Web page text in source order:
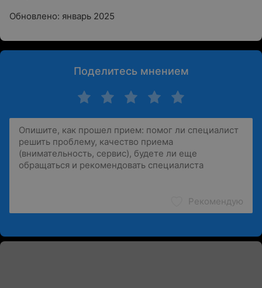
Обновлено: январь 2025
Поделитесь мнением
Рекомендую